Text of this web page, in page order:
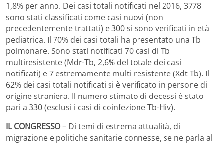
1,8% per anno. Dei casi totali notificati nel 2016, 3778
sono stati classificati come casi nuovi (non
precedentemente trattati) e 300 si sono verificati in età
pediatrica. Il 70% dei casi totali ha presentato una Tb
polmonare. Sono stati notificati 70 casi di Tb
multiresistente (Mdr-Tb, 2,6% del totale dei casi
notificati) e 7 estremamente multi resistente (Xdt Tb). Il
62% dei casi totali notificati si è verificato in persone di
origine straniera. Il numero stimato di decessi è stato
pari a 330 (esclusi i casi di coinfezione Tb-Hiv).
IL CONGRESSO– Di temi di estrema attualità, di
migrazione e politiche sanitarie connesse, se ne parla al